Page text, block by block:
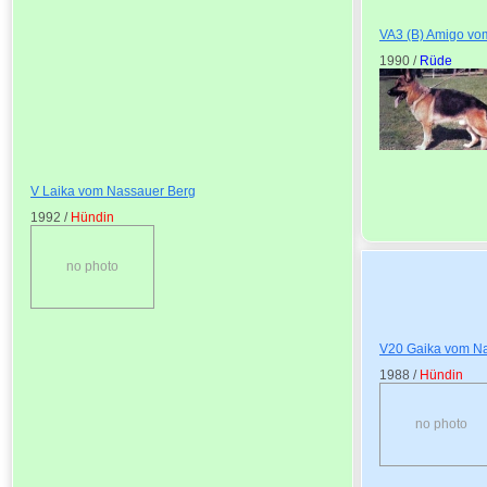
V Laika vom Nassauer Berg
1992 / Hündin
no photo
VA3 (B) Amigo
1990 / Rüde
V20 Gaika vom
1988 / Hündin
no photo